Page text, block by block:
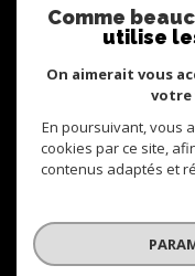
© 2026 | TOUS DROITS
NOS
Comme
utilise
On aimerait vous
votre
En poursuivant, vous
cookies par ce site,
contenus adaptés et